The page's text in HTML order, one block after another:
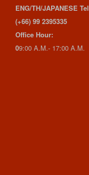
ENG/TH/JAPANESE Tel
(+66) 99 2395335
Office Hour:
09:00 A.M.- 17:00 A.M.